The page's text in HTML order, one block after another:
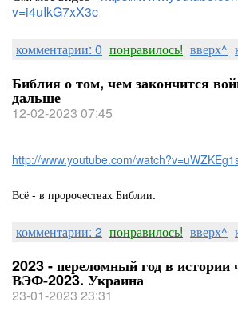
v=i4uIkG7xX3c
комментарии: 0 понравилось! вверх^
Библия о том, чем закончится
дальше
12-02-2023 07:45
http://www.youtube.com/
Всё - в пророчествах Библии.
комментарии: 2 понравилось! вверх^
2023 - переломный год в истории
ВЭФ-2023. Украина
23-01-2023 23:31